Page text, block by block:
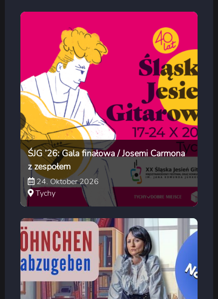
ŚJG ’26: Gala finałowa / Josemi Carmona
z zespołem
24. Oktober 2026
Tychy